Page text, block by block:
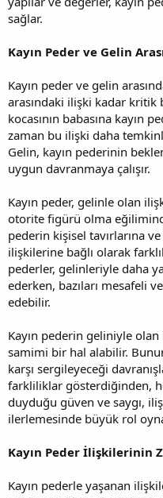
sağlar.
Kayın Peder ve Gelin
Kayın peder ve gelin
arasındaki ilişki kadar kritik
kocasının babasına kayın
zaman bu ilişki daha
Gelin, kayın pederinin
uygun davranmaya çalışır.
Kayın peder, gelinle olan
otorite figürü olma
pederin kişisel tavırlarına
ilişkilerine bağlı olarak
pederler, gelinleriyle daha
ederken, bazıları mesafeli
edebilir.
Kayın pederin geliniyle
samimi bir hal alabilir.
karşı sergileyeceği
farkliliklar gösterdiğinden,
duyduğu güven ve saygı,
ilerlemesinde büyük rol
Kayın Peder İlişkilerinin
Kayın pederle yaşanan